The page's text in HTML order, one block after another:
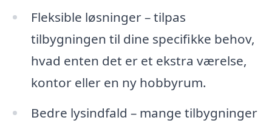
Fleksible løsninger – tilpas
tilbygningen til dine specifikke behov,
hvad enten det er et ekstra værelse,
kontor eller en ny hobbyrum.
Bedre lysindfald – mange tilbygninger